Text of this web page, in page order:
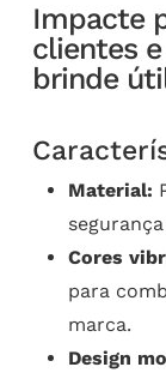
Impacte
clientes
brinde
Material:
Cores
para
marca.
Design